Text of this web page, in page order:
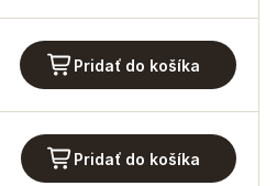
Pridať do košíka
Pridať do košíka